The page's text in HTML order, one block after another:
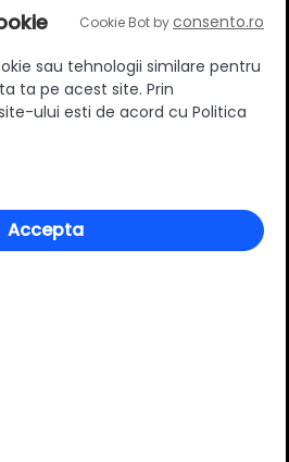
produsului
Cookie Bot byconsento.ro
sau tehnologii similare pentru
ta pe acest site. Prin
esti de acord cu Politica
Accepta